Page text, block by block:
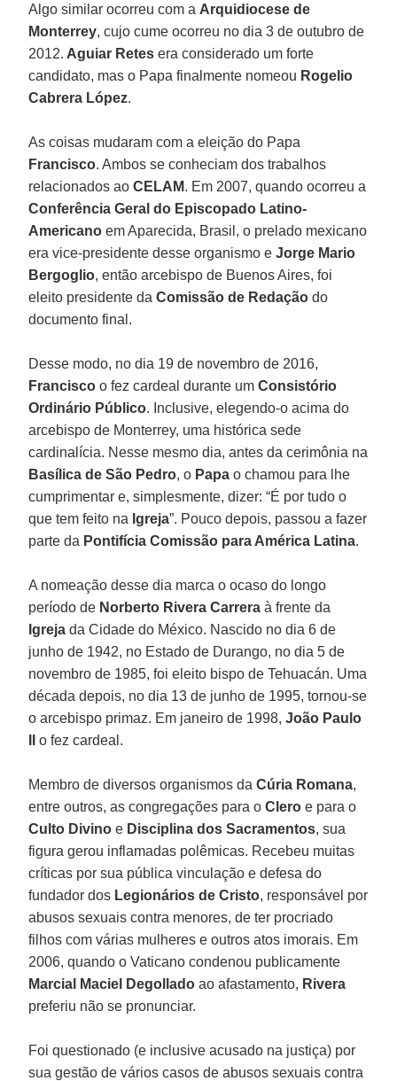
Algo similar ocorreu com a Arquidiocese de
Monterrey, cujo cume ocorreu no dia 3 de outubro de
2012. Aguiar Retes era considerado um forte
candidato, mas o Papa finalmente nomeou Rogelio
Cabrera López.
As coisas mudaram com a eleição do Papa
Francisco. Ambos se conheciam dos trabalhos
relacionados aoCELAM. Em 2007, quando ocorreu a
Conferência Geral do Episcopado Latino-
Americano em Aparecida, Brasil, o prelado mexicano
era vice-presidente desse organismo eJorge Mario
Bergoglio, então arcebispo de Buenos Aires, foi
eleito presidente daComissão de Redação do
documento final.
Desse modo, no dia 19 de novembro de 2016,
Francisco o fez cardeal durante um Consistório
Ordinário Público. Inclusive, elegendo-o acima do
arcebispo de Monterrey, uma histórica sede
cardinalícia. Nesse mesmo dia, antes da cerimônia na
Basílica de São Pedro, o Papa o chamou para lhe
cumprimentar e, simplesmente, dizer: “É por tudo o
que tem feito na Igreja”. Pouco depois, passou a fazer
parte da Pontifícia Comissão para América Latina.
A nomeação desse dia marca o ocaso do longo
período de Norberto Rivera Carrera à frente da
Igreja da Cidade do México. Nascido no dia 6 de
junho de 1942, no Estado de Durango, no dia 5 de
novembro de 1985, foi eleito bispo de Tehuacán. Uma
década depois, no dia 13 de junho de 1995, tornou-se
o arcebispo primaz. Em janeiro de 1998,João Paulo
o fez cardeal.
Membro de diversos organismos daCúria Romana,
entre outros, as congregações para oClero e para o
Culto Divino e Disciplina dos Sacramentos, sua
figura gerou inflamadas polêmicas. Recebeu muitas
críticas por sua pública vinculação e defesa do
fundador dos Legionários de Cristo, responsável por
abusos sexuais contra menores, de ter procriado
filhos com várias mulheres e outros atos imorais. Em
2006, quando o Vaticano condenou publicamente
Marcial Maciel Degollado ao afastamento, Rivera
preferiu não se pronunciar.
Foi questionado (e inclusive acusado na justiça) por
sua gestão de vários casos de abusos sexuais contra